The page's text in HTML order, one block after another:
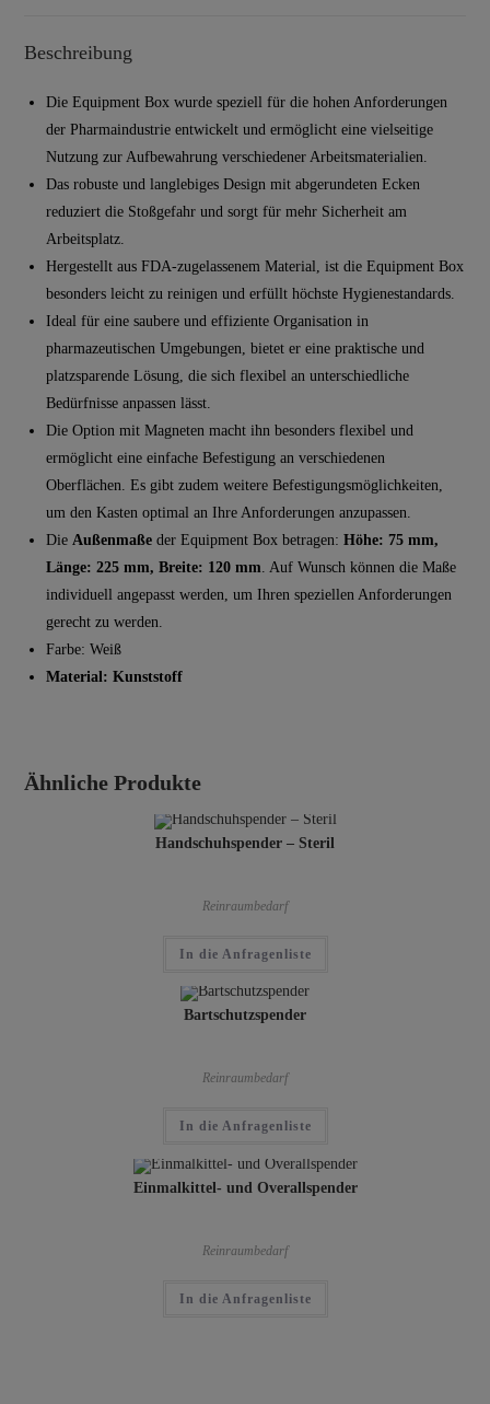
Beschreibung
Die Equipment Box wurde speziell für die hohen Anforderungen
der Pharmaindustrie entwickelt und ermöglicht eine vielseitige
Nutzung zur Aufbewahrung verschiedener Arbeitsmaterialien.
Das robuste und langlebiges Design mit abgerundeten Ecken
reduziert die Stoßgefahr und sorgt für mehr Sicherheit am
Arbeitsplatz.
Hergestellt aus FDA-zugelassenem Material, ist die Equipment Box
besonders leicht zu reinigen und erfüllt höchste Hygienestandards.
Ideal für eine saubere und effiziente Organisation in
pharmazeutischen Umgebungen, bietet er eine praktische und
platzsparende Lösung, die sich flexibel an unterschiedliche
Bedürfnisse anpassen lässt.
Die Option mit Magneten macht ihn besonders flexibel und
ermöglicht eine einfache Befestigung an verschiedenen
Oberflächen. Es gibt zudem weitere Befestigungsmöglichkeiten,
um den Kasten optimal an Ihre Anforderungen anzupassen.
Die Außenmaße der Equipment Box betragen:Höhe: 75 mm,
Länge: 225 mm, Breite: 120 mm . Auf Wunsch können die Maße
individuell angepasst werden, um Ihren speziellen Anforderungen
gerecht zu werden.
Farbe: Weiß
Material: Kunststoff
Ähnliche Produkte
Handschuhspender – Steril
Reinraumbedarf
In die Anfragenliste
Bartschutzspender
Reinraumbedarf
In die Anfragenliste
Einmalkittel- und Overallspender
Reinraumbedarf
In die Anfragenliste